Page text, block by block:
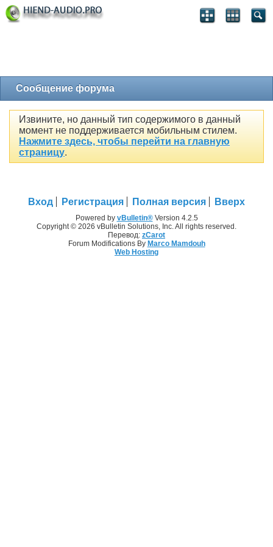
Сообщение форума
Извините, но данный тип содержимого в данный
момент не поддерживается мобильным стилем.
Нажмите здесь, чтобы перейти на главную
страницу.
Вход Регистрация Полная версия Вверх
Powered by vBulletin®Version 4.2.5
Copyright © 2026 vBulletin Solutions, Inc. All rights reserved.
Перевод: zCarot
Forum Modifications By Marco Mamdouh
Web Hosting